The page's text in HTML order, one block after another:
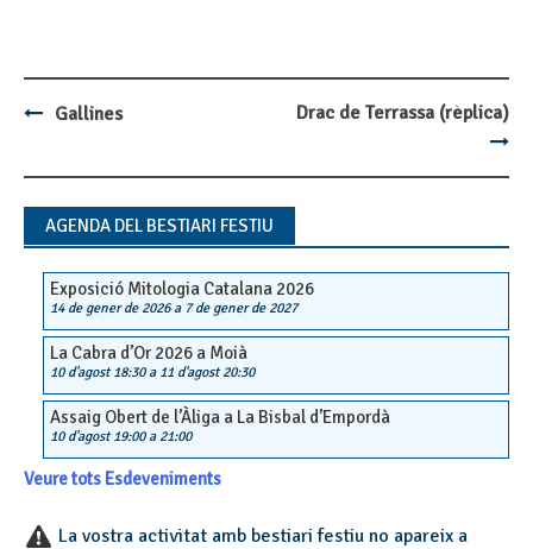
navigation
Gallines Drac de Terrassa (rèplica)
AGENDA DEL BESTIARI FESTIU
Exposició Mitologia Catalana 2026
14 de gener de 2026a 7 de gener de 2027
La Cabra d’Or 2026 a Moià
10 d'agost 18:30a 11 d'agost 20:30
Assaig Obert de l’Àliga a La Bisbal d’Empordà
10 d'agost 19:00a 21:00
Veure tots Esdeveniments
La vostra activitat amb bestiari festiu no apareix a